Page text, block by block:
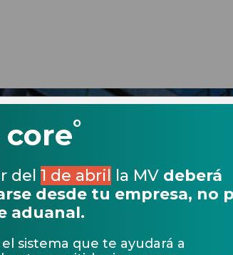
°
del 1 de abril la MV deberá
desde tu empresa, no
aduanal.
sistema que te ayudará a